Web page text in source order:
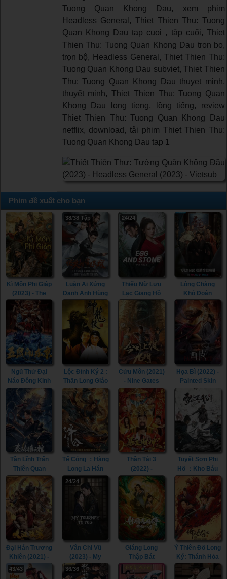
Tuong Quan Khong Dau, xem phim
Headless General, Thiet Thien Thu: Tuong
Quan Khong Dau tap cuoi , tập cuối, Thiet
Thien Thu: Tuong Quan Khong Dau tron bo,
trọn bộ, Headless General, Thiet Thien Thu:
Tuong Quan Khong Dau subviet, Thiet Thien
Thu: Tuong Quan Khong Dau thuyet minh,
thuyết minh, Thiet Thien Thu: Tuong Quan
Khong Dau long tieng, lồng tiếng, review
Thiet Thien Thu: Tuong Quan Khong Dau
netflix, download, tải phim Thiet Thien Thu:
Tuong Quan Khong Dau tap 1
Phim đề xuất cho bạn
Kì Môn Phi Giáp
(2023) - The
Thousand
Faces of Feijia
(2023)
38/38 Tập
Luận Ai Xứng
Danh Anh Hùng
(2022) - Heroes
(2022)
24/24
Thiếu Nữ Lưu
Lạc Giang Hồ
(2023) - Egg and
Stone (Girl's
Lòng Chàng
Khó Đoán
(2023) -
Extremely
Perilous Love
(2023)
Ngũ Thử Đại
Náo Đông Kinh
(2022) - The
Invincible
Constable
(2022)
Lộc Đỉnh Ký 2 :
Thần Long Giáo
(1992) - Royal
Tramp 2 (1992)
Cửu Môn (2021)
- Nine Gates
(2021)
Họa Bì (2022) -
Painted Skin
(2022)
Tần Lĩnh Trấn
Thiên Quan
(2023) - The Sky
Coffin in Qinling
Town (2023)
Tế Công ：Hàng
Long La Hán
(2021) - The
Mad Monk
(2021)
Thần Tài 3
(2022) -
Runaway God of
Wealth 3 (2022)
Tuyết Sơn Phi
Hồ ：Kho Báu
Phương Bắc
(2022) - The
Hidden Fox
(2022)
Đại Hán Trương
Khiên (2021) -
The legend of
Zhang Qian
24/24
Vân Chi Vũ
(2023) - My
Journey To You
(2023)
Giáng Long
Thập Bát
Chưởng (2021)
- The Dragon
Ỷ Thiên Đồ Long
Ký: Thánh Hỏa
(2022) - New
43/43 36/36